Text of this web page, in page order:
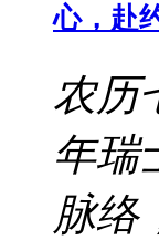
心，赴
农历
年瑞
脉络